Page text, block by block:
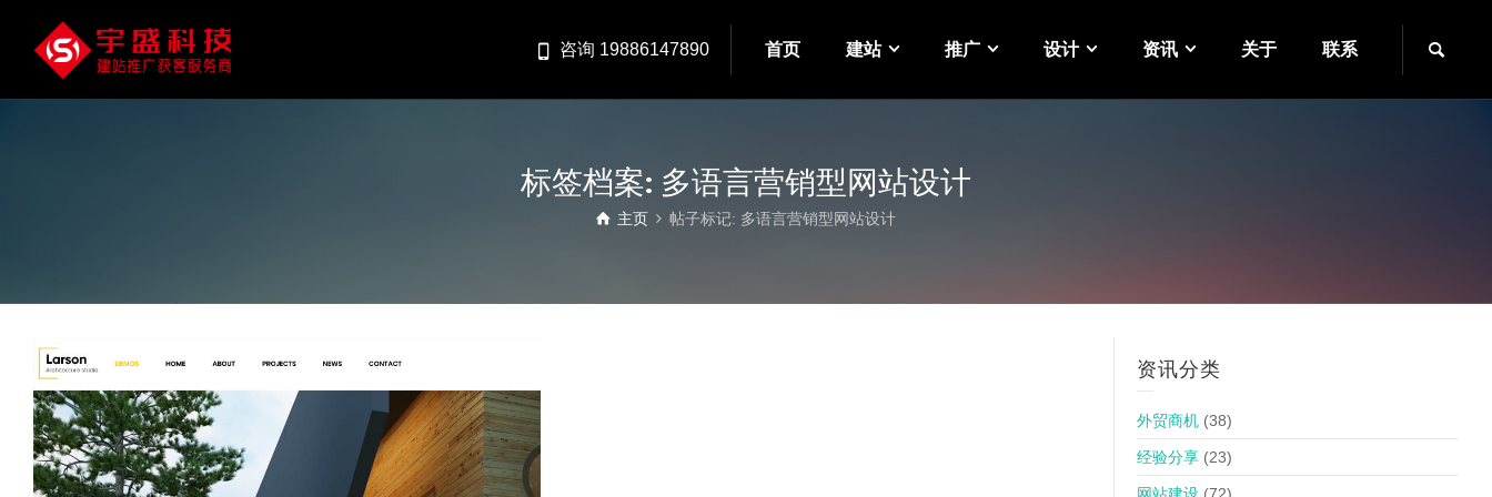
咨询 19886147890 首页 建站 推广 设计 资讯 关于 联系
标签档案: 多语言营销型网站设计
主页 帖子标记: 多语言营销型网站设计
资讯分类
外贸商机 (38)
经验分享 (23)